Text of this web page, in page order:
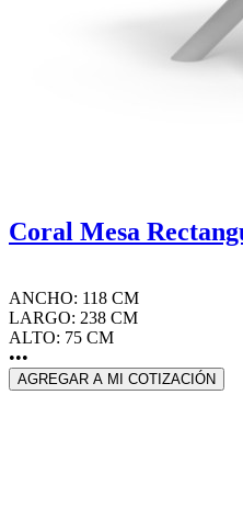
Coral Mesa
ANCHO: 118 CM
LARGO: 238 CM
ALTO: 75 CM
•••
AGREGAR A MI COTIZACIÓN